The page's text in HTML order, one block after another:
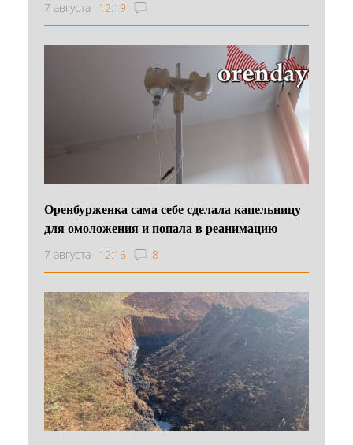
7 августа 12:19
Оренбурженка сама себе сделала капельницу
для омоложения и попала в реанимацию
7 августа 12:16 8